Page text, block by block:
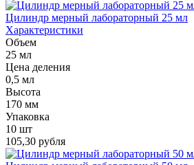
Цилиндр мерный лабораторный 25 мл
Характеристики
Объем
25 мл
Цена деления
0,5 мл
Высота
170 мм
Упаковка
10 шт
105,30 рубля